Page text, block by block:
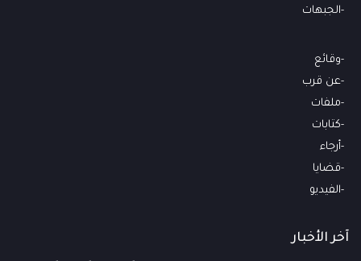
الجبهات
وقائع
عن قرب
ملفات
كتابات
أرجاء
قضايا
الفيديو
آخر الأخبار